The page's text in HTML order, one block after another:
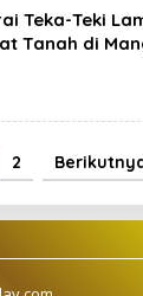
Teka-Teki
Tanah di
2